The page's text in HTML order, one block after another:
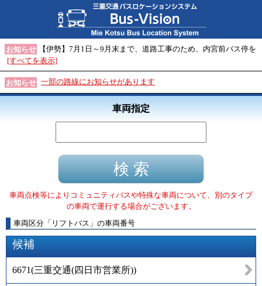
お知らせ
【伊勢】7月1日～9月末まで、道路工事のため、内宮前バス停を
[すべてを表示]
お知らせ 一部の路線にお知らせがあります
車両指定
車両点検等によりコミュニティバスや特殊な車両について、別のタイプ
の車両で運行する場合がございます。
車両区分 「 リフトバス 」 の車両番号
候補
6671(三重交通(四日市営業所))